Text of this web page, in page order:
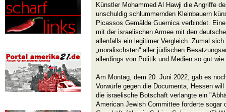
Künstler Mohammed Al Hawji die Angriffe
unschuldig schlummernden Kleinbauern
Picassos Gemälde Guernica verbindet.
mit der israelischen Armee mit den
allenfalls ein legitimer Vergleich. Zumal
„moralischsten“ aller jüdischen
allerdings von Politik und Medien so gut
Am Montag, dem 20. Juni 2022, gab es
Vorwürfe gegen die Documenta, Hessen
die israelische Botschaft verlangte ein
American Jewish Committee forderte sogar